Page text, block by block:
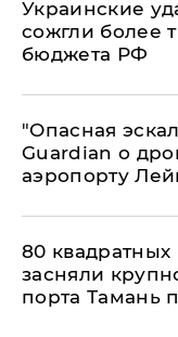
Украинские
сожгли более
бюджета РФ
"Опасная
Guardian о
аэропорту
80
засняли
порта Тамань